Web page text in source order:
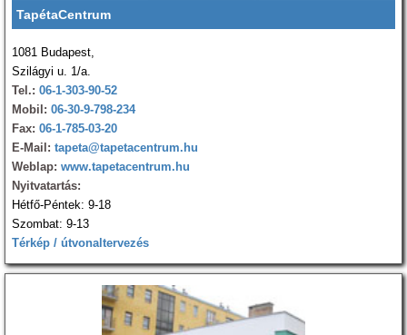
TapétaCentrum
1081 Budapest,
Szilágyi u. 1/a.
Tel.: 06-1-303-90-52
Mobil: 06-30-9-798-234
Fax: 06-1-785-03-20
E-Mail: tapeta@tapetacentrum.hu
Weblap: www.tapetacentrum.hu
Nyitvatartás:
Hétfő-Péntek: 9-18
Szombat: 9-13
Térkép / útvonaltervezés